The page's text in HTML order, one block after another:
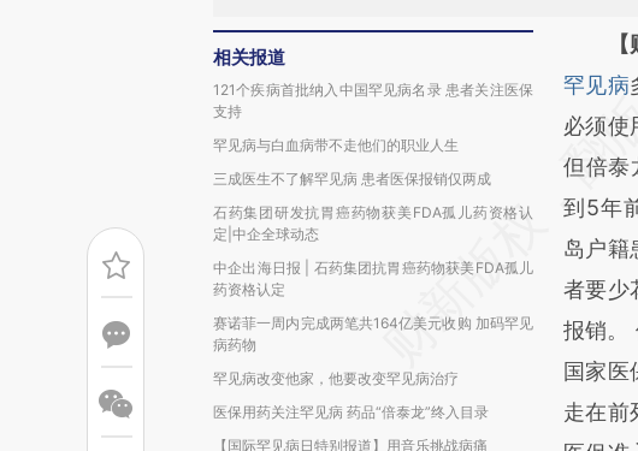
相关报道
121个疾病首批纳入中国罕见病名录 患者关注医保
支持
罕见病与白血病带不走他们的职业人生
三成医生不了解罕见病 患者医保报销仅两成
石药集团研发抗胃癌药物获美FDA孤儿药资格认
定|中企全球动态
中企出海日报 | 石药集团抗胃癌药物获美FDA孤儿
药资格认定
赛诺菲一周内完成两笔共164亿美元收购 加码罕见
病药物
罕见病改变他家，他要改变罕见病治疗
医保用药关注罕见病 药品“倍泰龙”终入目录
【国际罕见病日特别报道】用音乐挑战病痛
请务
AI
成，可
新观点
对和校
罕见病
必须使
但倍泰
到5年
岛户籍
者要少
报销。
国家医
走在前